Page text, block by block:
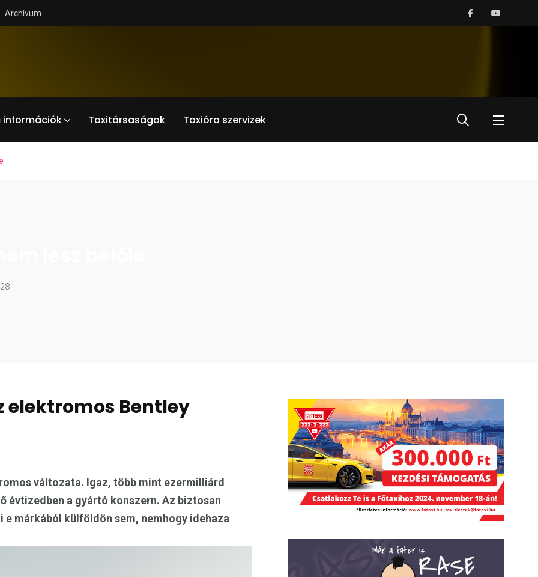
Archívum
információk Taxitársaságok Taxióra szervizek
elektromos Bentley
változata. Igaz, több mint ezermilliárd
a gyártó konszern. Az biztosan
márkából külföldön sem, nemhogy idehaza